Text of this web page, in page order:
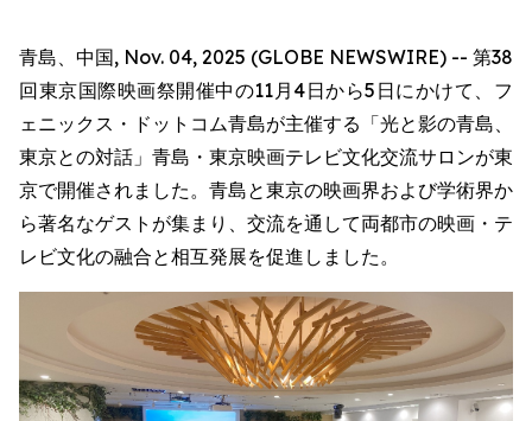
青島、中国, Nov. 04, 2025 (GLOBE NEWSWIRE) -- 第38
回東京国際映画祭開催中の11月4日から5日にかけて、フ
ェニックス・ドットコム青島が主催する「光と影の青島、
東京との対話」青島・東京映画テレビ文化交流サロンが東
京で開催されました。青島と東京の映画界および学術界か
ら著名なゲストが集まり、交流を通して両都市の映画・テ
レビ文化の融合と相互発展を促進しました。